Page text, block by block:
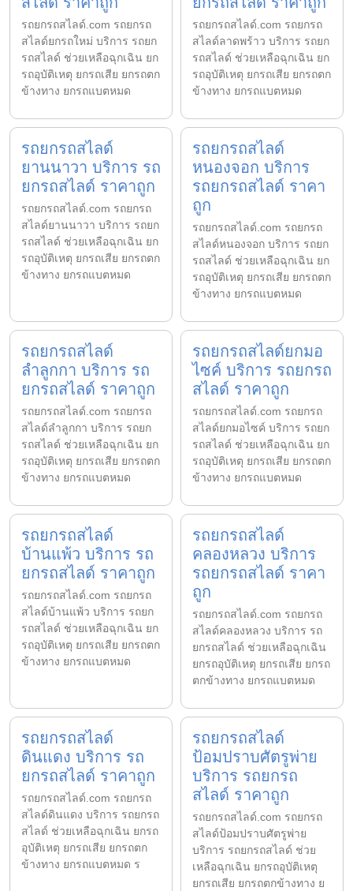
รถยกรถสไลด์.com รถยกรถ
สไลด์ยกรถใหม่ บริการ รถยก
รถสไลด์ ช่วยเหลือฉุกเฉิน ยก
รถอุบัติเหตุ ยกรถเสีย ยกรถตก
ข้างทาง ยกรถแบตหมด
รถยกรถสไลด์.com รถยกรถ
สไลด์ลาดพร้าว บริการ รถยก
รถสไลด์ ช่วยเหลือฉุกเฉิน ยก
รถอุบัติเหตุ ยกรถเสีย ยกรถตก
ข้างทาง ยกรถแบตหมด
รถยกรถสไลด์
ยานนาวา บริการ รถ
ยกรถสไลด์ ราคาถูก
รถยกรถสไลด์.com รถยกรถ
สไลด์ยานนาวา บริการ รถยก
รถสไลด์ ช่วยเหลือฉุกเฉิน ยก
รถอุบัติเหตุ ยกรถเสีย ยกรถตก
ข้างทาง ยกรถแบตหมด
รถยกรถสไลด์
หนองจอก บริการ
รถยกรถสไลด์ ราคา
ถูก
รถยกรถสไลด์.com รถยกรถ
สไลด์หนองจอก บริการ รถยก
รถสไลด์ ช่วยเหลือฉุกเฉิน ยก
รถอุบัติเหตุ ยกรถเสีย ยกรถตก
ข้างทาง ยกรถแบตหมด
รถยกรถสไลด์
ลำลูกกา บริการ รถ
ยกรถสไลด์ ราคาถูก
รถยกรถสไลด์.com รถยกรถ
สไลด์ลำลูกกา บริการ รถยก
รถสไลด์ ช่วยเหลือฉุกเฉิน ยก
รถอุบัติเหตุ ยกรถเสีย ยกรถตก
ข้างทาง ยกรถแบตหมด
รถยกรถสไลด์ยกมอ
ไซค์ บริการ รถยกรถ
สไลด์ ราคาถูก
รถยกรถสไลด์.com รถยกรถ
สไลด์ยกมอไซค์ บริการ รถยก
รถสไลด์ ช่วยเหลือฉุกเฉิน ยก
รถอุบัติเหตุ ยกรถเสีย ยกรถตก
ข้างทาง ยกรถแบตหมด
รถยกรถสไลด์
บ้านแพ้ว บริการ รถ
ยกรถสไลด์ ราคาถูก
รถยกรถสไลด์.com รถยกรถ
สไลด์บ้านแพ้ว บริการ รถยก
รถสไลด์ ช่วยเหลือฉุกเฉิน ยก
รถอุบัติเหตุ ยกรถเสีย ยกรถตก
ข้างทาง ยกรถแบตหมด
รถยกรถสไลด์
คลองหลวง บริการ
รถยกรถสไลด์ ราคา
ถูก
รถยกรถสไลด์.com รถยกรถ
สไลด์คลองหลวง บริการ รถ
ยกรถสไลด์ ช่วยเหลือฉุกเฉิน
ยกรถอุบัติเหตุ ยกรถเสีย ยกรถ
ตกข้างทาง ยกรถแบตหมด
รถยกรถสไลด์
ดินแดง บริการ รถ
ยกรถสไลด์ ราคาถูก
รถยกรถสไลด์.com รถยกรถ
สไลด์ดินแดง บริการ รถยกรถ
สไลด์ ช่วยเหลือฉุกเฉิน ยกรถ
อุบัติเหตุ ยกรถเสีย ยกรถตก
ข้างทาง ยกรถแบตหมด ร
รถยกรถสไลด์
ป้อมปราบศัตรูพ่าย
บริการ รถยกรถ
สไลด์ ราคาถูก
รถยกรถสไลด์.com รถยกรถ
สไลด์ป้อมปราบศัตรูพ่าย
บริการ รถยกรถสไลด์ ช่วย
เหลือฉุกเฉิน ยกรถอุบัติเหตุ
ยกรถเสีย ยกรถตกข้างทาง ย